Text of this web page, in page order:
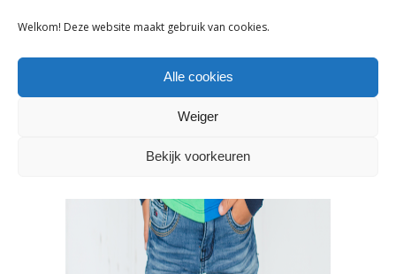
Welkom! Deze website maakt gebruik van cookies.
Alle cookies
Weiger
Bekijk voorkeuren